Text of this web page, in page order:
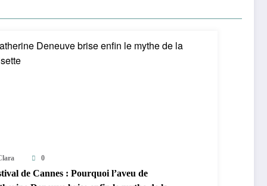
0
de Cannes : Pourquoi l’aveu de